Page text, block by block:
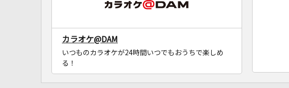
カラオケ@DAM
いつものカラオケが24時間いつでもおうちで楽しめ
る！